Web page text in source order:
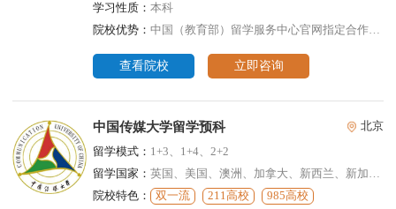
学习性质： 本科
院校优势： 中国（教育部）留学服务中心官网指定合作项目，学分豁免课程，节省大量留学费用
查看院校 立即咨询
中国传媒大学留学预科 北京
留学模式： 1+3、1+4、2+2
留学国家： 英国、美国、澳洲、加拿大、新西兰、新加坡、泰国、马来西亚
院校特色：
双一流 211高校
985高校